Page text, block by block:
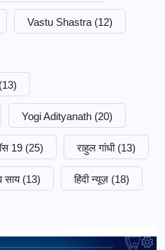
Vastu Shastra (12)
(13)
Yogi Adityanath (20)
19 (25) राहुल गांधी (13)
साय (13) हिंदी न्यूज़ (18)